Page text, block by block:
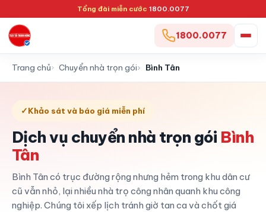
Tổng đài miễn cước 1800.0077
1800.0077
Trang chủ Chuyển nhà trọn gói Bình Tân
✓Khảo sát và báo giá miễn phí
Dịch vụ chuyển nhà trọn gói Bình
Tân
Bình Tân có trục đường rộng nhưng hẻm trong khu dân cư
cũ vẫn nhỏ, lại nhiều nhà trọ công nhân quanh khu công
nghiệp. Chúng tôi xếp lịch tránh giờ tan ca và chốt giá